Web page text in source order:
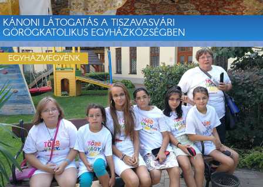
KÁNONI LÁTOGATÁS A TISZAVASVÁRI
GÖRÖGKATOLIKUS EGYHÁZKÖZSÉGBEN
EGYHÁZMEGYÉNK